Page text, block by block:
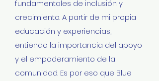
fundamentales de inclusión y
crecimiento. A partir de mi propia
educación y experiencias,
entiendo la importancia del apoyo
y el empoderamiento de la
comunidad. Es por eso que Blue